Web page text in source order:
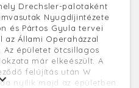
Drechsler-palotaként
Nyugdíjintézete
és Pártos Gyula tervei
az Állami Operaházzal
Az épületet ötcsillagos
már elkeészült. A
felújítás után W
nyílik majd az épületben.